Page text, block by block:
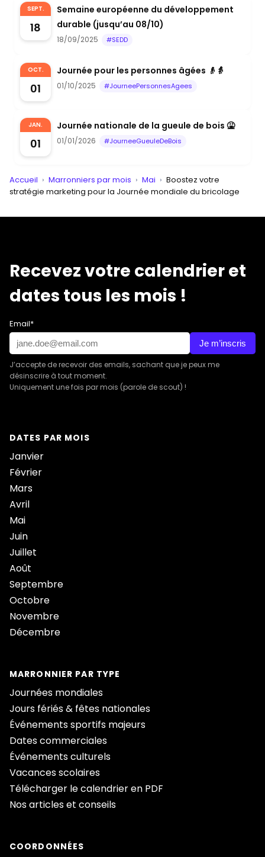
SEPT.
18
Semaine européenne du développement
durable (jusqu’au 08/10)
18/09/2025 #SEDD
OCT.
01
Journée pour les personnes âgées 👴👵
01/10/2025 #JourneePersonnesAgees
JAN.
01
Journée nationale de la gueule de bois 🤮
01/01/2026 #JourneeGueuleDeBois
Accueil › Marronniers par mois › Mai › Boostez votre
stratégie marketing pour la Journée mondiale du bricolage
Recevez votre calendrier et
dates tous les mois !
Email*
Je m’inscris
J’accepte de recevoir des emails, sachant que je peux me
désinscrire à tout moment.
Uniquement une fois par mois (parole de scout) !
DATES PAR MOIS
Janvier
Février
Mars
Avril
Mai
Juin
Juillet
Août
Septembre
Octobre
Novembre
Décembre
MARRONNIER PAR TYPE
Journées mondiales
Jours fériés & fêtes nationales
Événements sportifs majeurs
Dates commerciales
Événements culturels
Vacances scolaires
Télécharger le calendrier en PDF
Nos articles et conseils
COORDONNÉES